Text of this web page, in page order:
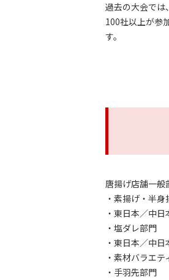
過去の大会では
100社以上が参
す。
唐揚げ店舗一般
・素揚げ・半
・東日本／中
・塩ダレ部門
・東日本／中
・素材バラエテ
・手羽先部門